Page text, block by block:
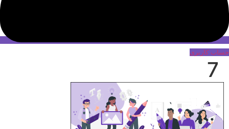
حساب کاربری
7